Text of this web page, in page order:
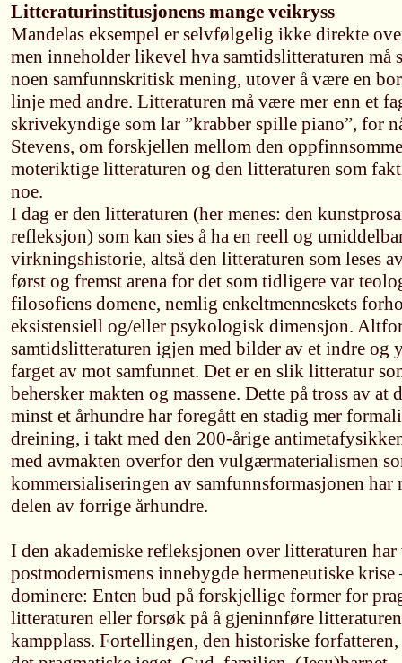
Litteraturinstitusjonens mange veikryss
Mandelas eksempel er selvfølgelig ikke direkte
men inneholder likevel hva samtidslitteraturen må
noen samfunnskritisk mening, utover å være en
linje med andre. Litteraturen må være mer enn et
skrivekyndige som lar ”krabber spille piano”, for
Stevens, om forskjellen mellom den
moteriktige litteraturen og den litteraturen som
noe.
I dag er den litteraturen (her menes: den
refleksjon) som kan sies å ha en reell og
virkningshistorie, altså den litteraturen som leses
først og fremst arena for det som tidligere var
filosofiens domene, nemlig enkeltmenneskets
eksistensiell og/eller psykologisk dimensjon.
samtidslitteraturen igjen med bilder av et indre og
farget av mot samfunnet. Det er en slik litteratur
behersker makten og massene. Dette på tross av
minst et århundre har foregått en stadig mer
dreining, i takt med den 200-årige
med avmakten overfor den vulgærmaterialismen
kommersialiseringen av samfunnsformasjonen
delen av forrige århundre.
I den akademiske refleksjonen over litteraturen
postmodernismens innebygde hermeneutiske
dominere: Enten bud på forskjellige former for
litteraturen eller forsøk på å gjeninnføre
kampplass. Fortellingen, den historiske